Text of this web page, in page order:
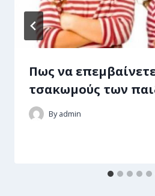
Πως να
τσακωμούς των
By admin